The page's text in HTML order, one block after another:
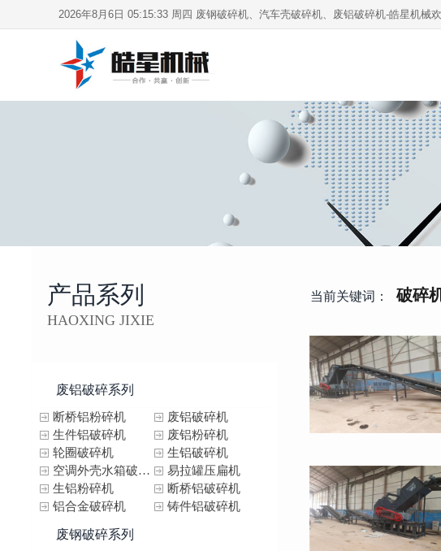
2026年8月6日 05:15:33 周四 废钢破碎机、汽车壳破碎机、废铝破碎机-皓星机械
产品系列
HAOXING JIXIE
废铝破碎系列
断桥铝粉碎机
废铝破碎机
生件铝破碎机
废铝粉碎机
轮圈破碎机
生铝破碎机
空调外壳水箱破碎机
易拉罐压扁机
生铝粉碎机
断桥铝破碎机
铝合金破碎机
铸件铝破碎机
废钢破碎系列
当前关键词： 破碎